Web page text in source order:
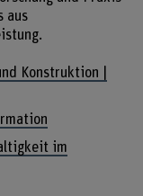
aus
Konstruktion |
im